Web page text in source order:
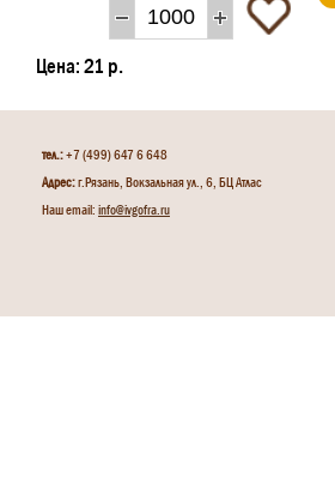
Цена: 21 р.
тел.:+7 (499) 647 6 648
Адрес:г.Рязань, Вокзальная ул., 6, БЦ Атлас
Наш email: info@ivgofra.ru